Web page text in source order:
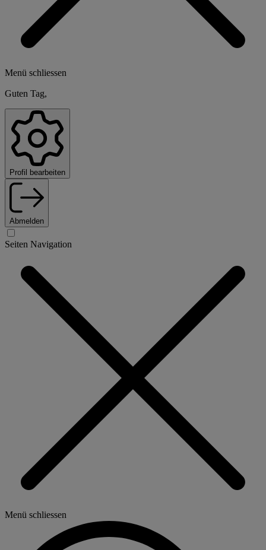
Menü schliessen
Guten Tag,
Profil bearbeiten
Abmelden
Seiten Navigation
Menü schliessen